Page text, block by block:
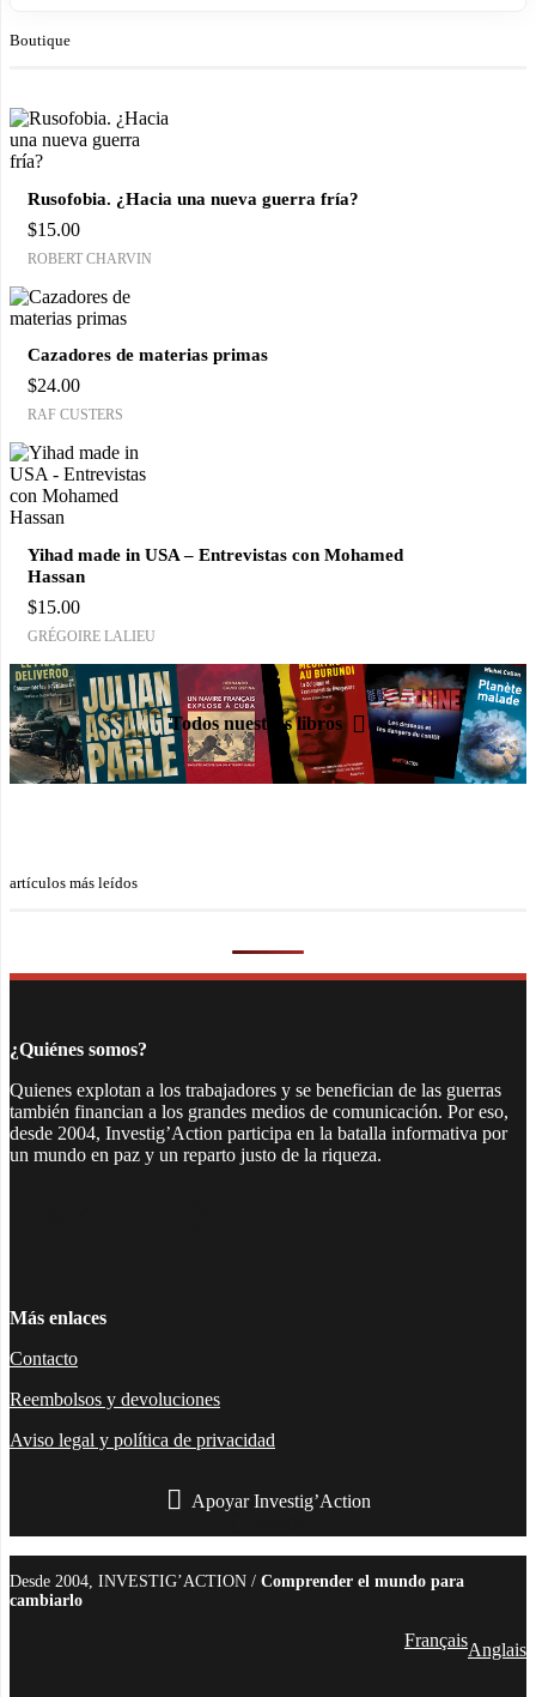
Boutique
Rusofobia. ¿Hacia una nueva guerra fría?
$15.00
ROBERT CHARVIN
Cazadores de materias primas
$24.00
RAF CUSTERS
Yihad made in USA – Entrevistas con Mohamed
Hassan
$15.00
GRÉGOIRE LALIEU
Todos nuestros libros
artículos más leídos
¿Quiénes somos?
Quienes explotan a los trabajadores y se benefician de las guerras
también financian a los grandes medios de comunicación. Por eso,
desde 2004, Investig’Action participa en la batalla informativa por
un mundo en paz y un reparto justo de la riqueza.
Más enlaces
Contacto
Reembolsos y devoluciones
Aviso legal y política de privacidad
Apoyar Investig’Action
Desde 2004, INVESTIG’ACTION / Comprender el mundo para
cambiarlo
FrançaisAnglais